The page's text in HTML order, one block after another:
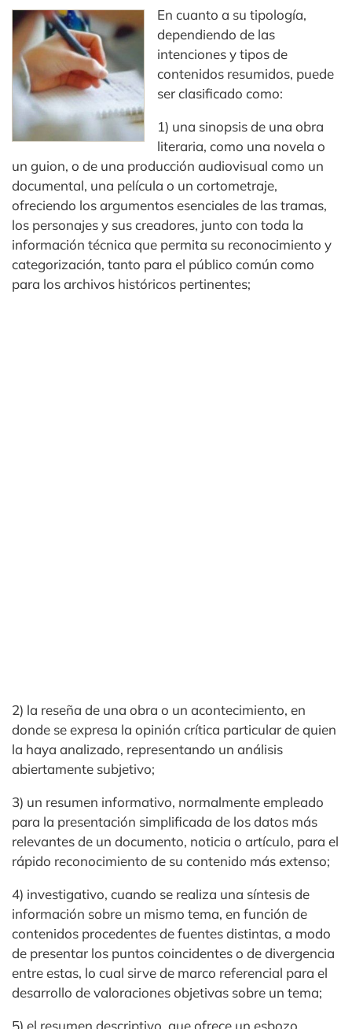
En cuanto a su tipología,
dependiendo de las
intenciones y tipos de
contenidos resumidos, puede
ser clasificado como:
1) una sinopsis de una obra
literaria, como una novela o
un guion, o de una producción audiovisual como un
documental, una película o un cortometraje,
ofreciendo los argumentos esenciales de las tramas,
los personajes y sus creadores, junto con toda la
información técnica que permita su reconocimiento y
categorización, tanto para el público común como
para los archivos históricos pertinentes;
2) la reseña de una obra o un acontecimiento, en
donde se expresa la opinión crítica particular de quien
la haya analizado, representando un análisis
abiertamente subjetivo;
3) un resumen informativo, normalmente empleado
para la presentación simplificada de los datos más
relevantes de un documento, noticia o artículo, para el
rápido reconocimiento de su contenido más extenso;
4) investigativo, cuando se realiza una síntesis de
información sobre un mismo tema, en función de
contenidos procedentes de fuentes distintas, a modo
de presentar los puntos coincidentes o de divergencia
entre estas, lo cual sirve de marco referencial para el
desarrollo de valoraciones objetivas sobre un tema;
5) el resumen descriptivo, que ofrece un esbozo